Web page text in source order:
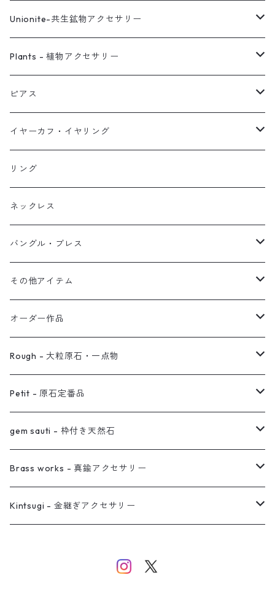
Unionite-共生鉱物アクセサリー
ピアス
ネックレス
イヤーカフ
イヤリング
Plants - 植物アクセサリー
ピアス
ネックレス
リング
ブレス
オブジェ
イヤーカフ
ピアス
スタッド・一粒
フック・ぶら下がり
フープ
イヤーカフ・イヤリング
原石イヤーカフ
植物イヤーカフ
ぶら下がりイヤーカフ
2連イヤーカフ
イヤリング対応
ノンホールピアス
オーダー用ページ
真鍮イヤーカフ
リング
ネックレス
バングル・ブレス
ブレスレット
バングル
その他アイテム
ブローチ
ヘアアクセサリー
オーダー作品
リング
ネックレス
ピアス
イヤーカフ
バングル
Rough - 大粒原石・一点物
ピアス
リング
ネックレス
イヤーカフ
Petit - 原石定番品
ピアス
リング
ネックレス
gem sauti - 枠付き天然石
ピアス
ネックレス
Brass works - 真鍮アクセサリー
リング
Kintsugi - 金継ぎアクセサリー